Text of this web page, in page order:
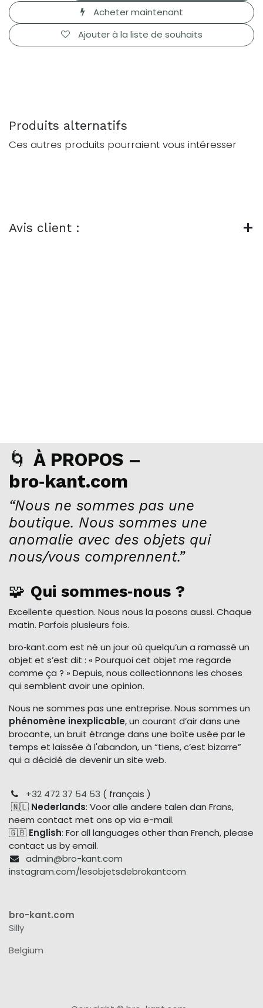
Acheter maintenant
Ajouter à la liste de souhaits
Produits alternatifs
Ces autres produits pourraient vous intéresser
Avis client :
🌀 À PROPOS –
bro‑kant.com
“Nous ne sommes pas une
boutique. Nous sommes une
anomalie avec des objets qui
nous/vous comprennent.”
🧩 Qui sommes‑nous ?
Excellente question. Nous nous la posons aussi. Chaque
matin. Parfois plusieurs fois.
bro‑kant.com est né un jour où quelqu’un a ramassé un
objet et s’est dit : « Pourquoi cet objet me regarde
comme ça ? » Depuis, nous collectionnons les choses
qui semblent avoir une opinion.
Nous ne sommes pas une entreprise. Nous sommes un
phénomène inexplicable, un courant d’air dans une
brocante, un bruit étrange dans une boîte usée par le
temps et laissée à l'abandon, un “tiens, c’est bizarre”
qui a décidé de devenir un site web.
+32 472 37 54 53 ( français )
🇳🇱 Nederlands: Voor alle andere talen dan Frans,
neem contact met ons op via e-mail.
🇬🇧 English: For all languages other than French, please
contact us by email.
admin@bro-kant.com
instagram.com/lesobjetsdebrokantcom
bro-kant.com
Silly
Belgium